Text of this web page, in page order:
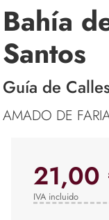
Bahía
Santos
Guía de
AMADO DE
21,00
IVA incluido